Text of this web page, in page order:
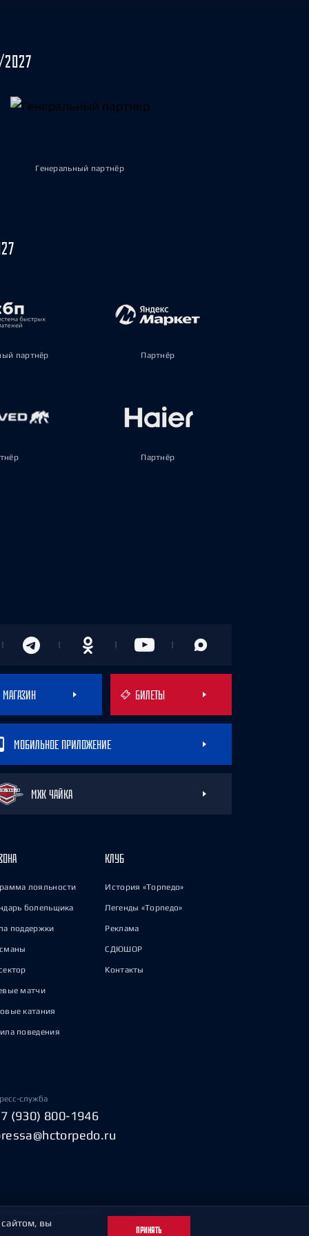
Генеральный партнёр
партнёр Партнёр
Партнёр
МАГАЗИН БИЛЕТЫ
МОБИЛЬНОЕ ПРИЛОЖЕНИЕ
МХК ЧАЙКА
лояльности
болельщика
поддержки
матчи
катания
поведения
КЛУБ
История «Торпедо»
Легенды «Торпедо»
Реклама
СДЮШОР
Контакты
служба
(930) 800-1946
сайтом, вы
ПРИНЯТЬ